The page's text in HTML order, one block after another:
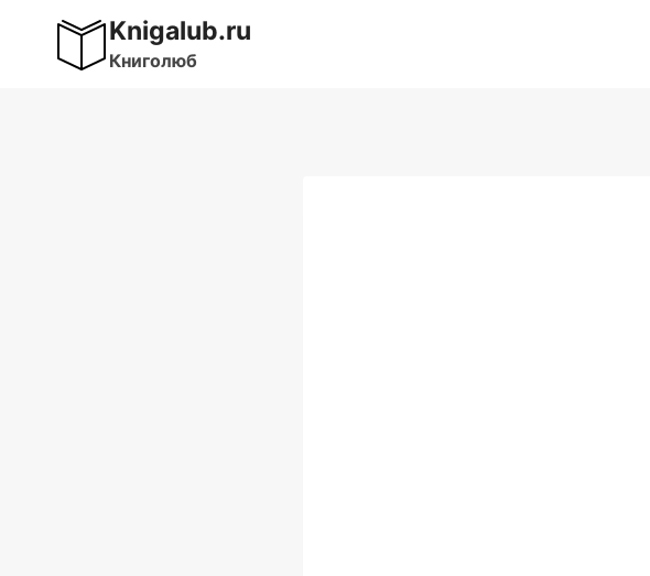
содержимому
Knigalub.ru
Книголюб